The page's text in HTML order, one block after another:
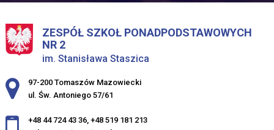
ZESPÓŁ SZKOŁ PONADPODSTAWOWYCH
NR 2
im. Stanisława Staszica
Adres pocztowy:
97-200 Tomaszów Mazowiecki
ul. Św. Antoniego 57/61
+48 44 724 43 36, +48 519 181 213